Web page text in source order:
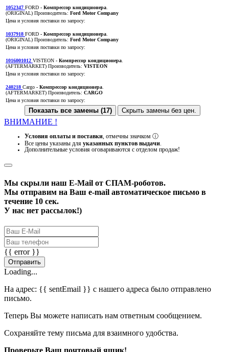
1052347 FORD - Компрессор кондиционера.
(ORIGINAL) Производитель: Ford Motor Company
Цена и условия поставки по запросу:
1037918 FORD - Компрессор кондиционера.
(ORIGINAL) Производитель: Ford Motor Company
Цена и условия поставки по запросу:
1016001012 VISTEON - Компрессор кондиционера.
(AFTERMARKET) Производитель: VISTEON
Цена и условия поставки по запросу:
240218 Cargo - Компрессор кондиционера.
(AFTERMARKET) Производитель: CARGO
Цена и условия поставки по запросу:
Показать все замены (17) Скрыть замены без цен.
ВНИМАНИЕ !
Условия оплаты и поставки , отмечны значком ⓘ
Все цены указаны для указанных пунктов выдачи
Дополнительные условия оговариваются с отделом продаж!
Мы скрыли наш E-Mail от СПАМ-роботов.
Мы отправим на Ваш e-mail автоматическое письмо в
течение 10 сек.
У нас нет рассылок!)
{{ error }}
Отправить
Loading...
На адрес: {{ sentEmail }} с нашего адреса было отправлено
письмо.
Теперь Вы можете написать нам ответным сообщением.
Сохраняйте тему письма для взаимного удобства.
Проверьте Ваш почтовый ящик!